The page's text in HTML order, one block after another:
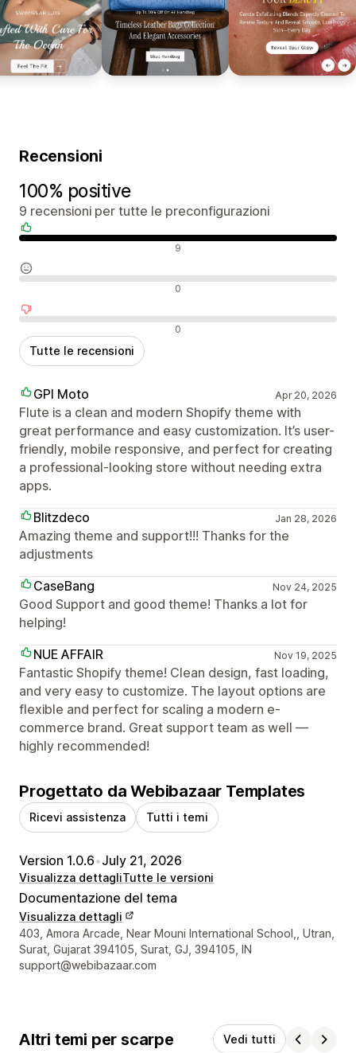
Recensioni
100% positive
9 recensioni per tutte le preconfigurazioni
9
0
0
Tutte le recensioni
GPI Moto Apr 20, 2026
Flute is a clean and modern Shopify theme with
great performance and easy customization. It’s user-
friendly, mobile responsive, and perfect for creating
a professional-looking store without needing extra
apps.
Blitzdeco
Jan 28, 2026
Amazing theme and support!!! Thanks for the
adjustments
CaseBang
Nov 24, 2025
Good Support and good theme! Thanks a lot for
helping!
NUE AFFAIR
Nov 19, 2025
Fantastic Shopify theme! Clean design, fast loading,
and very easy to customize. The layout options are
flexible and perfect for scaling a modern e-
commerce brand. Great support team as well —
highly recommended!
Progettato da Webibazaar Templates
Ricevi assistenza Tutti i temi
Version 1.0.6•July 21, 2026
Visualizza dettagliTutte le versioni
Documentazione del tema
Visualizza dettagli
Recapiti del designer
403, Amora Arcade, Near Mouni International School,, Utran,
Surat, Gujarat 394105, Surat, GJ, 394105, IN
support@webibazaar.com
Altri temi per scarpe Vedi tutti